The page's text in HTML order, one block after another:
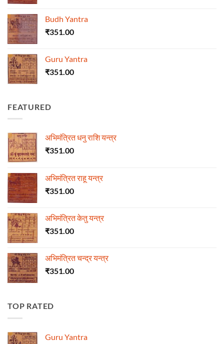
Budh Yantra
₹351.00
Guru Yantra
₹351.00
FEATURED
अभिमंत्रित धनु राशि यन्त्र
₹351.00
अभिमंत्रित राहू यन्त्र
₹351.00
अभिमंत्रित केतु यन्त्र
₹351.00
अभिमंत्रित चन्द्र यन्त्र
₹351.00
TOP RATED
Guru Yantra